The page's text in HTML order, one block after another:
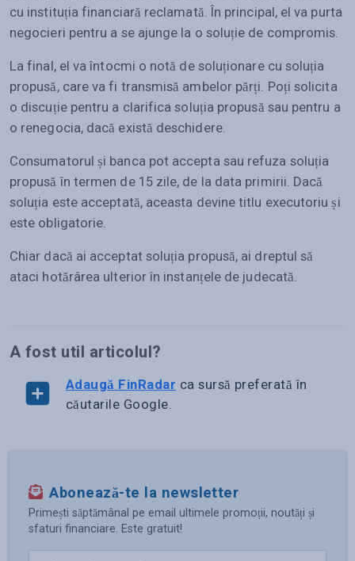
cu instituția financiară reclamată. În principal, el va purta
negocieri pentru a se ajunge la o soluție de compromis.
La final, el va întocmi o notă de soluționare cu soluția
propusă, care va fi transmisă ambelor părți. Poți solicita
o discuție pentru a clarifica soluția propusă sau pentru a
o renegocia, dacă există deschidere.
Consumatorul și banca pot accepta sau refuza soluția
propusă în termen de 15 zile, de la data primirii. Dacă
soluția este acceptată, aceasta devine titlu executoriu și
este obligatorie.
Chiar dacă ai acceptat soluția propusă, ai dreptul să
ataci hotărârea ulterior în instanțele de judecată.
A fost util articolul?
Adaugă FinRadar ca sursă preferată în
căutarile Google.
Abonează-te la newsletter
Primești săptămânal pe email ultimele promoții, noutăți și
sfaturi financiare. Este gratuit!